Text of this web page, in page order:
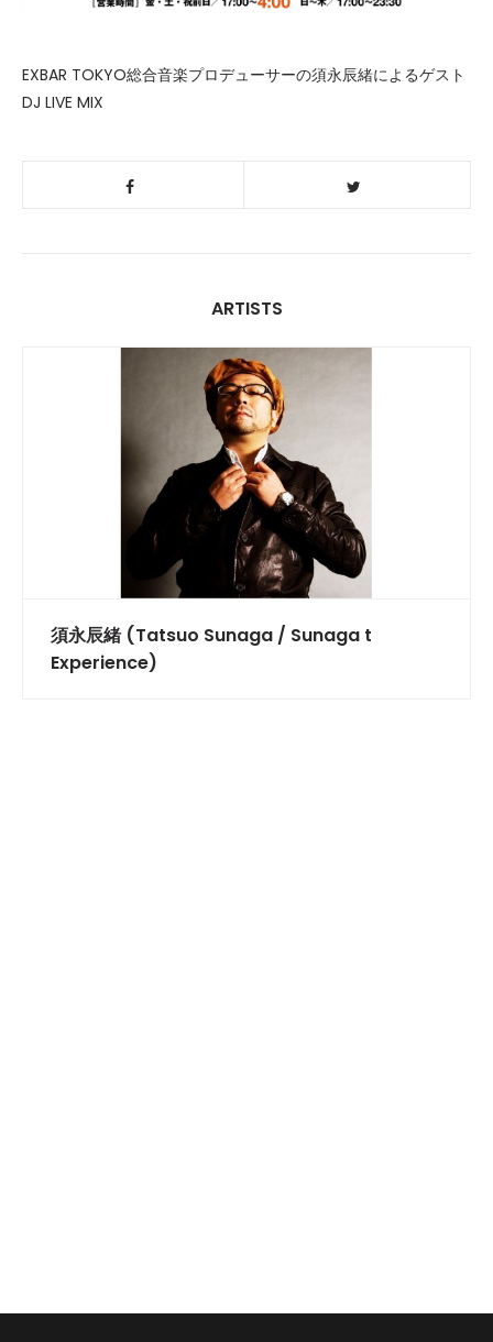
EXBAR TOKYO総合音楽プロデューサーの須永辰緒によるゲスト
DJ LIVE MIX
ARTISTS
須永辰緒 (Tatsuo Sunaga / Sunaga t
Experience)